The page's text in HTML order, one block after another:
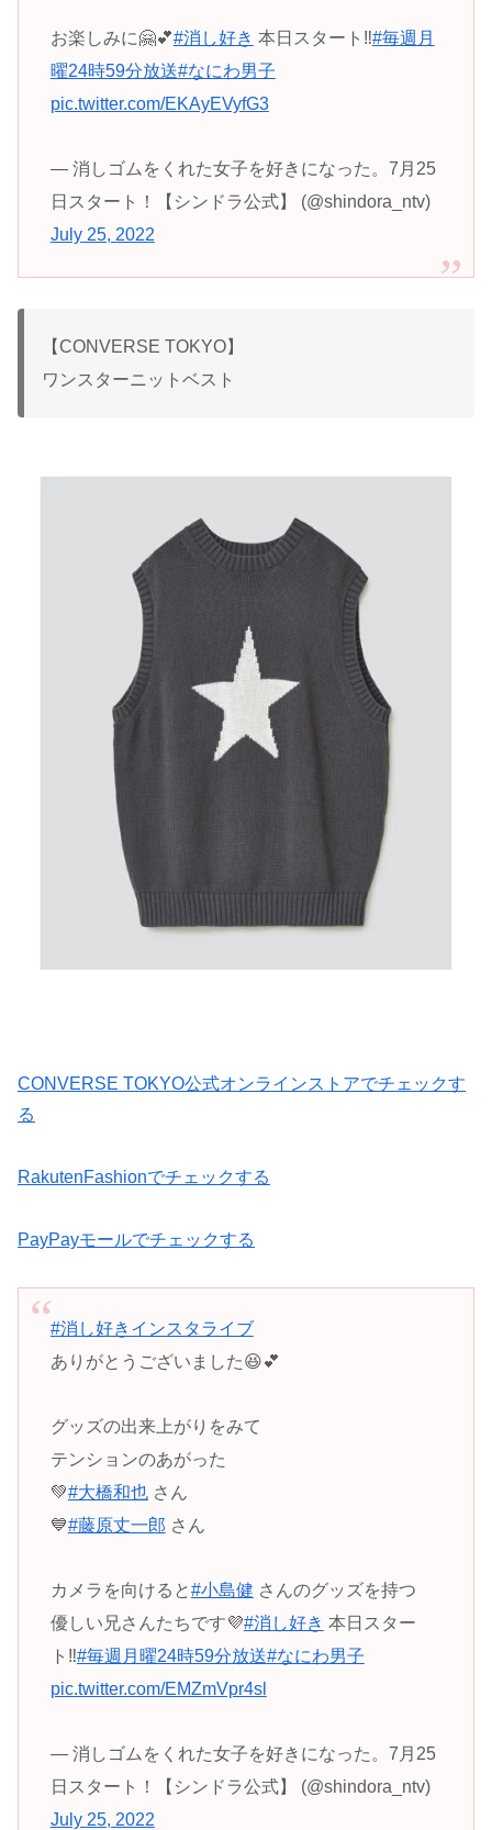
お楽しみに🤗💕#消し好き 本日スタート‼️#毎週月
曜24時59分放送#なにわ男子
pic.twitter.com/EKAyEVyfG3
— 消しゴムをくれた女子を好きになった。7月25
日スタート！【シンドラ公式】 (@shindora_ntv)
July 25, 2022
【CONVERSE TOKYO】
ワンスターニットベスト
CONVERSE TOKYO公式オンラインストアでチェックす
る
RakutenFashionでチェックする
PayPayモールでチェックする
#消し好きインスタライブ
ありがとうございました😆💕
グッズの出来上がりをみて
テンションのあがった
💚#大橋和也さん
💙#藤原丈一郎 さん
カメラを向けると#小島健 さんのグッズを持つ
優しい兄さんたちです💜#消し好き 本日スター
ト‼️#毎週月曜24時59分放送#なにわ男子
pic.twitter.com/EMZmVpr4sl
— 消しゴムをくれた女子を好きになった。7月25
日スタート！【シンドラ公式】 (@shindora_ntv)
July 25, 2022